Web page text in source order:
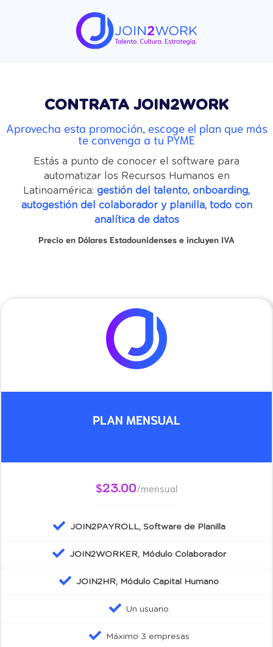
CONTRATA JOIN2WORK
Aprovecha esta promoción, escoge el plan que más
te convenga a tu PYME
Estás a punto de conocer el software para
automatizar los Recursos Humanos en
Latinoamérica: gestión del talento, onboarding,
autogestión del colaborador y planilla, todo con
analítica de datos
Precio en Dólares Estadounidenses e incluyen IVA
PLAN MENSUAL
$23.00/mensual
JOIN2PAYROLL, Software de Planilla
JOIN2WORKER, Módulo Colaborador
JOIN2HR, Módulo Capital Humano
Un usuario
Máximo 3 empresas